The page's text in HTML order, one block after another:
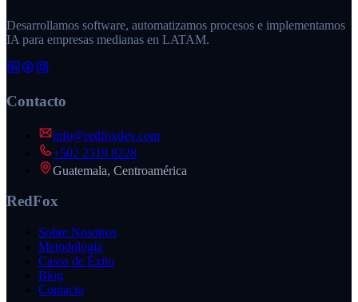
Desarrollamos software, automatizamos procesos e implementamos
IA para empresas medianas en LATAM.
Contacto
info@redfoxdev.com
+502 2319 8228
Guatemala, Centroamérica
RedFox
Sobre Nosotros
Metodología
Casos de Éxito
Blog
Contacto